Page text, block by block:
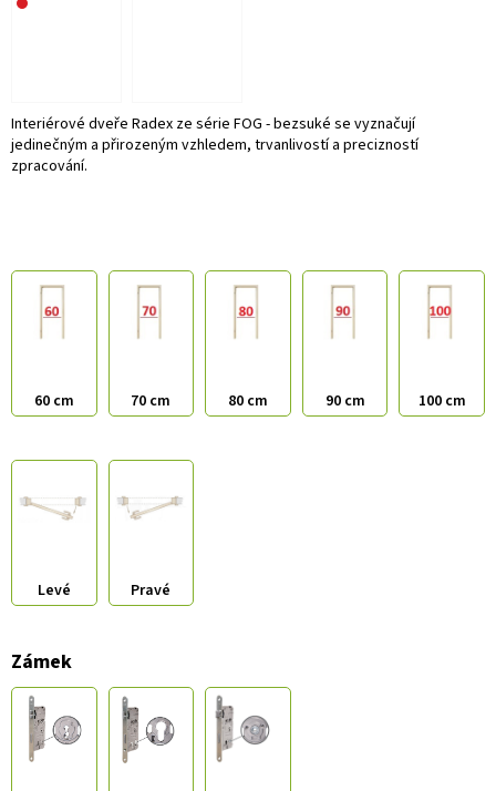
60 cm 70 cm 80 cm 90 cm 100 cm
Levé Pravé
Zámek
Interiérové dveře Radex ze série FOG - bezsuké se vyznačují
jedinečným a přirozeným vzhledem, trvanlivostí a precizností
zpracování.